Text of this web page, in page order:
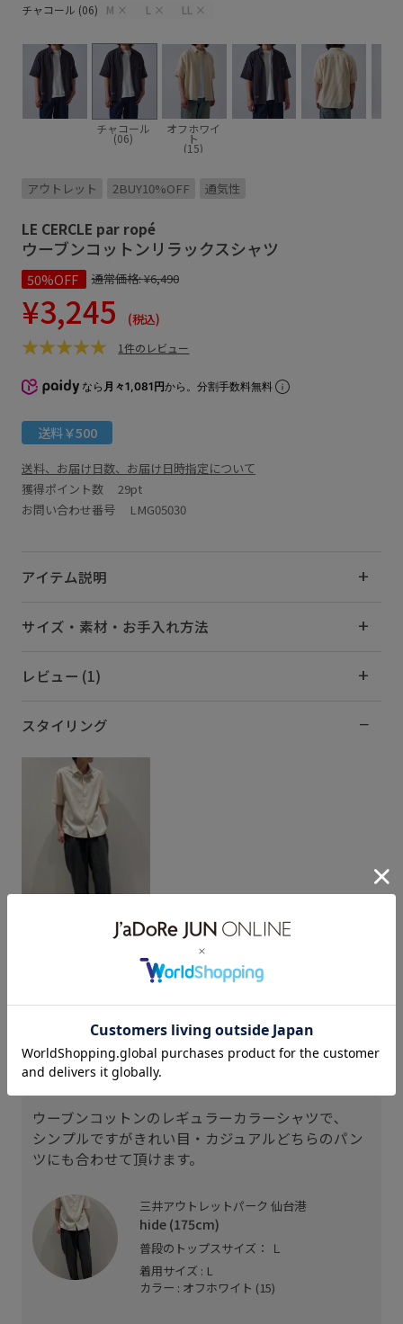
チャコール (06) M × L × LL ×
チャコール
(06)
オフホワイ
ト
(15)
アウトレット 2BUY10%OFF 通気性
LE CERCLE par ropé
ウーブンコットンリラックスシャツ
50%OFF 通常価格:¥6,490
¥3,245 (税込)
1件のレビュー
なら 月々1,081円から。分割手数料無料
送料￥500
送料、お届け日数、お届け日時指定について
獲得ポイント数 29pt
お問い合わせ番号 LMG05030
アイテム説明
サイズ・素材・お手入れ方法
レビュー (1)
スタイリング
スタッフレビュー
ウーブンコットンのレギュラーカラーシャツで､
シンプルですがきれい目・カジュアルどちらのパン
ツにも合わせて頂けます。
三井アウトレットパーク 仙台港
hide (175cm)
普段のトップスサイズ： Ｌ
着用サイズ : L
カラー : オフホワイト (15)